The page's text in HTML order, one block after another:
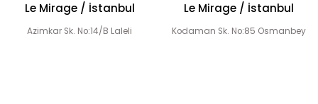
Le Mirage / İstanbul
Azimkar Sk. No:14/B Laleli
Le Mirage / İstanbul
Kodaman Sk. No:85 Osmanbey